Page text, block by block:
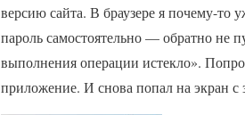
версию сайта. В браузере я почему-то
пароль самостоятельно — обратно не
выполнения операции истекло».
приложение. И снова попал на экран с